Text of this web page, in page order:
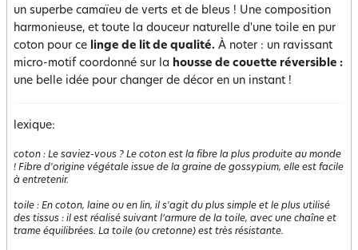
un superbe camaïeu de verts et de bleus ! Une composition
harmonieuse, et toute la douceur naturelle d'une toile en pur
coton pour ce linge de lit de qualité. À noter : un ravissant
micro-motif coordonné sur la housse de couette réversible :
une belle idée pour changer de décor en un instant !
lexique:
coton : Le saviez-vous ? Le coton est la fibre la plus produite au monde
! Fibre d'origine végétale issue de la graine de gossypium, elle est facile
à entretenir.
toile : En coton, laine ou en lin, il s'agit du plus simple et le plus utilisé
des tissus : il est réalisé suivant l’armure de la toile, avec une chaîne et
trame équilibrées. La toile (ou cretonne) est très résistante.